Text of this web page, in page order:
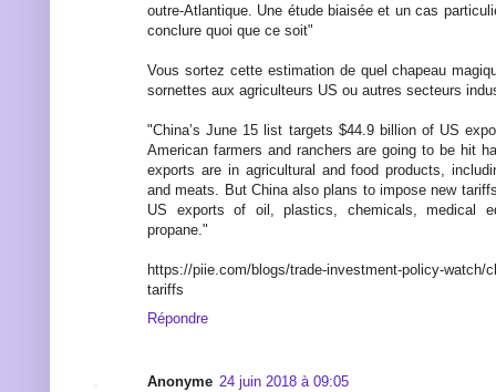
outre-Atlantique. Une étude biaisée et un cas
conclure quoi que ce soit"
Vous sortez cette estimation de quel chapeau
sornettes aux agriculteurs US ou autres secteurs
"China’s June 15 list targets $44.9 billion of US
American farmers and ranchers are going to be hit
exports are in agricultural and food products,
and meats. But China also plans to impose new
US exports of oil, plastics, chemicals, medical
propane."
https://piie.com/blogs/trade-investment-policy-watch/
tariffs
Répondre
Anonyme 24 juin 2018 à 09:05